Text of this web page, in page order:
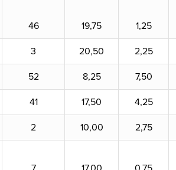
46 19,75 1,25
3 20,50 2,25
52 8,25 7,50
41 17,50 4,25
2 10,00 2,75